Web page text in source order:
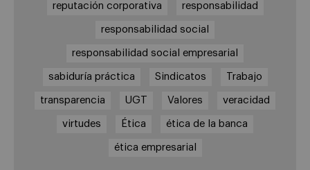
reputación corporativa responsabilidad
responsabilidad social
responsabilidad social empresarial
sabiduría práctica Sindicatos Trabajo
transparencia UGT Valores veracidad
virtudes Ética ética de la banca
ética empresarial